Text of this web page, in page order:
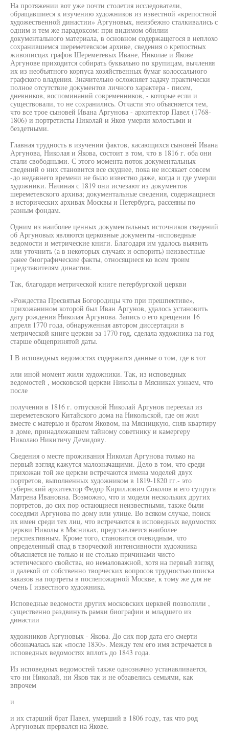
На протяжении вот уже почти столетия исследователи,
обращавшиеся к изучению художников из известной «крепостной
художественной династии» Аргуновых, неизбежно сталкивались с
одним и тем же парадоксом: при видимом обилии
документального материала, в основном содержащегося в неплохо
сохранившемся шереметевском архиве, сведения о крепостных
живописцах графов Шереметевых Иване, Николае и Якове
Аргунове приходится собирать буквально по крупицам, вычленяя
их из необъятного корпуса хозяйственных бумаг колоссального
графского владения. Значительно осложняет задачу практически
полное отсутствие документов личного характера - писем,
дневников, воспоминаний современников, - которые если и
существовали, то не сохранились. Отчасти это объясняется тем,
что все трое сыновей Ивана Аргунова - архитектор Павел (1768-
1806) и портретисты Николай и Яков умерли холостыми и
бездетными.
Главная трудность в изучении фактов, касающихся сыновей Ивана
Аргунова, Николая и Якова, состоит в том, что в 1816 г. оба они
стали свободными. С этого момента поток документальных
сведений о них становится все скуднее, пока не иссякает совсем
-до недавнего времени не было известно даже, когда и где умерли
художники. Начиная с 1819 они исчезают из документов
шереметевского архива; документальные сведения, содержащиеся
в исторических архивах Москвы и Петербурга, рассеяны по
разным фондам.
Одним из наиболее ценных документальных источников сведений
об Аргуновых являются церковные документы -исповедные
ведомости и метрические книги. Благодаря им удалось выявить
или уточнить (а в некоторых случаях и оспорить) неизвестные
ранее биографические факты, относящиеся ко всем троим
представителям династии.
Так, благодаря метрической книге петербургской церкви
«Рождества Пресвятыя Богородицы что при прешпективе»,
прихожанином которой был Иван Аргунов, удалось установить
дату рождения Николая Аргунова. Запись о его крещении 16
апреля 1770 года, обнаруженная автором диссертации в
метрической книге церкви за 1770 год, сделала художника на год
старше общепринятой даты.
I В исповедных ведомостях содержатся данные о том, где в тот
или иной момент жили художники. Так, из исповедных
ведомостей , московской церкви Николы в Мясниках узнаем, что
после
получения в 1816 г. отпускной Николай Аргунов переехал из
шереметевского Китайского дома на Никольской, где он жил
вместе с матерью и братом Яковом, на Мясницкую, сняв квартиру
в доме, принадлежавшем тайному советнику и камергеру
Николаю Никитичу Демидову.
Сведения о месте проживания Николая Аргунова только на
первый взгляд кажутся малозначащими. Дело в том, что среди
прихожан той же церкви встречаются имена моделей двух
портретов, выполненных художником в 1819-1820 гг.- это
губернский архитектор Федор Кириллович Соколов и его супруга
Матрена Ивановна. Возможно, что и модели нескольких других
портретов, до сих пор остающиеся неизвестными, также были
соседями Аргунова по дому или улице. Во всяком случае, поиск
их имен среди тех лиц, что встречаются в исповедных ведомостях
церкви Николы в Мясниках, представляется наиболее
перспективным. Кроме того, становится очевидным, что
определенный спад в творческой интенсивности художника
объясняется не только и не столько причинами чисто
эстетического свойства, но немаловажной, хотя на первый взгляд
и далекой от собственно творческих вопросов трудностью поиска
заказов на портреты в послепожарной Москве, к тому же для не
очень I известного художника.
Исповедные ведомости других московских церквей позволили ,
существенно раздвинуть рамки биографии и младшего из
династии
художников Аргуновых - Якова. До сих пор дата его смерти
обозначалась как «после 1830». Между тем его имя встречается в
исповедных ведомостях вплоть до 1843 года.
Из исповедных ведомостей также однозначно устанавливается,
что ни Николай, ни Яков так и не обзавелись семьями, как
впрочем
и
и их старший брат Павел, умерший в 1806 году, так что род
Аргуновых прервался на Якове.